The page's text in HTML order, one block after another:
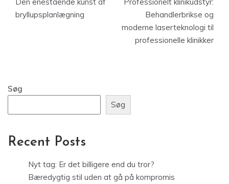
bryllupsplanlægning
Behandlerbrikse og
moderne laserteknologi til
professionelle klinikker
Søg
Søg
Recent Posts
Nyt tag: Er det billigere end du tror?
Bæredygtig stil uden at gå på kompromis